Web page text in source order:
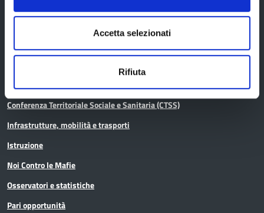
Accetta selezionati
Rifiuta
Aree tematiche
Bilancio
Conferenza Territoriale Sociale e Sanitaria (CTSS)
Infrastrutture, mobilità e trasporti
Istruzione
Noi Contro le Mafie
Osservatori e statistiche
Pari opportunità